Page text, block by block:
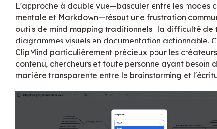
L'approche à double vue—basculer entre les modes
mentale et Markdown—résout une frustration
outils de mind mapping traditionnels : la difficulté de
diagrammes visuels en documentation actionnable.
ClipMind particulièrement précieux pour les
contenu, chercheurs et toute personne ayant besoin
manière transparente entre le brainstorming et